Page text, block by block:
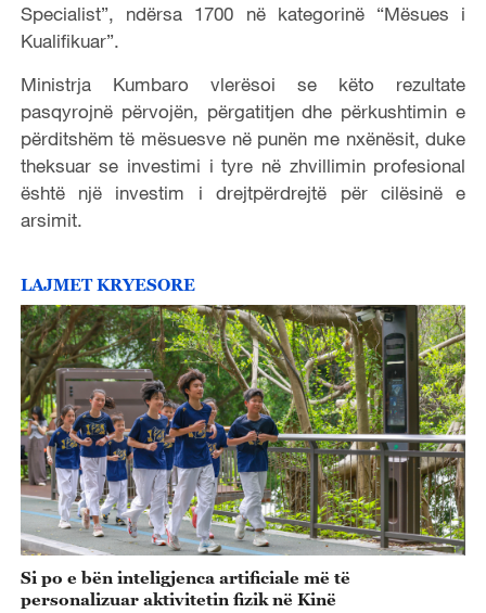
Specialist”, ndërsa 1700 në kategorinë “Mësues i
Kualifikuar”.
Ministrja Kumbaro vlerësoi se këto rezultate
pasqyrojnë përvojën, përgatitjen dhe përkushtimin e
përditshëm të mësuesve në punën me nxënësit, duke
theksuar se investimi i tyre në zhvillimin profesional
është një investim i drejtpërdrejtë për cilësinë e
arsimit.
LAJMET KRYESORE
Si po e bën inteligjenca artificiale më të
personalizuar aktivitetin fizik në Kinë